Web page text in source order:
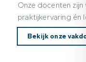
Onze docenten zijn
praktijkervaring én
Bekijk onze